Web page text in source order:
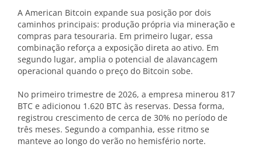
A American Bitcoin expande sua posição por dois
caminhos principais: produção própria via mineração e
compras para tesouraria. Em primeiro lugar, essa
combinação reforça a exposição direta ao ativo. Em
segundo lugar, amplia o potencial de alavancagem
operacional quando o preço do Bitcoin sobe.
No primeiro trimestre de 2026, a empresa minerou 817
BTC e adicionou 1.620 BTC às reservas. Dessa forma,
registrou crescimento de cerca de 30% no período de
três meses. Segundo a companhia, esse ritmo se
manteve ao longo do verão no hemisfério norte.